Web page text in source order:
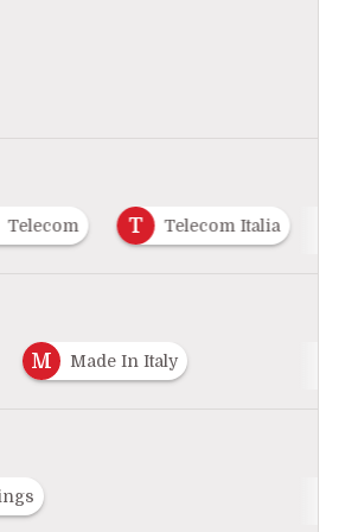
Telecom T Telecom Italia
M Made In Italy